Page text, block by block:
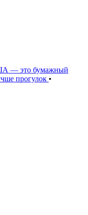
— это бумажный
прогулок •